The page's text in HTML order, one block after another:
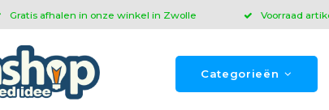
Gratis afhalen in onze winkel in Zwolle Voorraad
Categorieën